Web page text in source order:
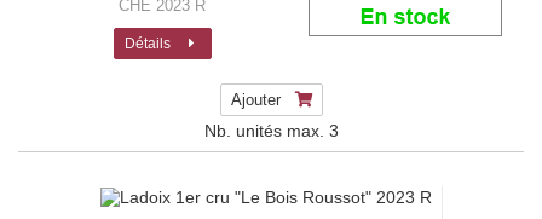
CHE 2023 R
Détails
Ajouter
Nb. unités max. 3